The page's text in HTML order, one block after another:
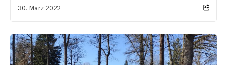
30. März 2022